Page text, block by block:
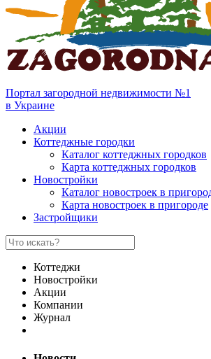
Портал загородной недвижимости №1
в Украине
Акции
Коттеджные городки
Каталог коттеджных городков
Карта коттеджных городков
Новостройки
Каталог новостроек в
Карта новостроек в пригороде
Застройщики
Коттеджи
Новостройки
Акции
Компании
Журнал